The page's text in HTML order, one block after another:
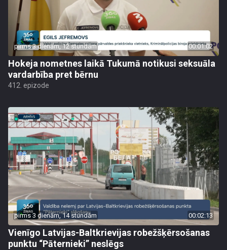
pirms 3 dienām, 12 stundām 00:01:02
Hokeja nometnes laikā Tukumā notikusi seksuāla
vardarbība pret bērnu
412. epizode
pirms 3 dienām, 14 stundām 00:02:13
Vienīgo Latvijas-Baltkrievijas robežšķērsošanas
punktu “Pāternieki” neslēgs